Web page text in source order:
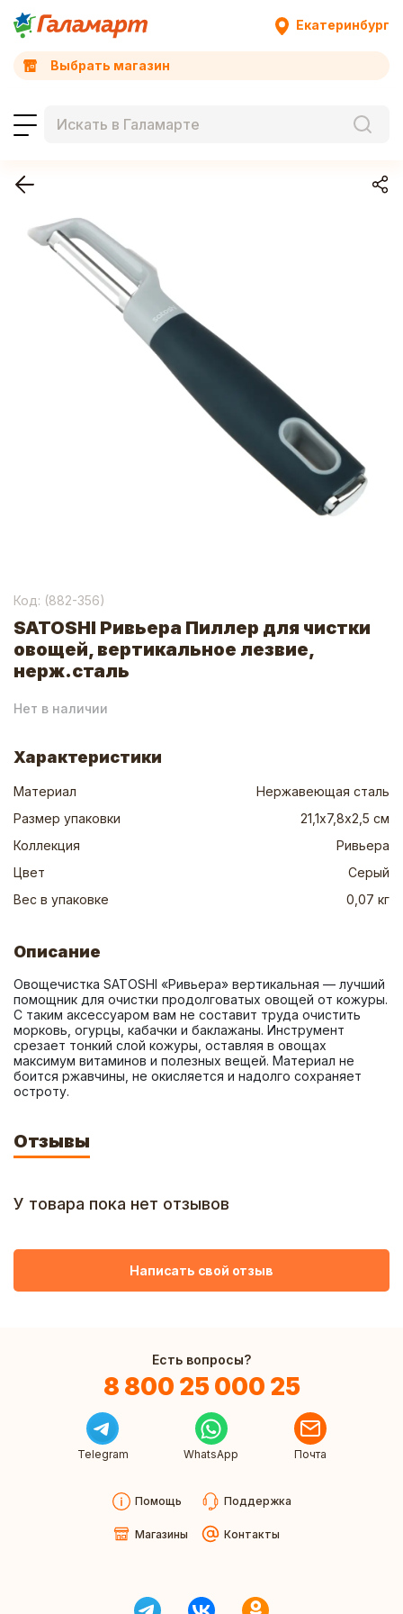
Екатеринбург
Выбрать магазин
Код: (882-356)
SATOSHI Ривьера Пиллер для чистки
овощей, вертикальное лезвие,
нерж.сталь
Нет в наличии
Характеристики
Материал
Нержавеющая сталь
Размер упаковки
21,1х7,8х2,5 см
Коллекция
Ривьера
Цвет
Серый
Вес в упаковке
0,07 кг
Описание
Овощечистка SATOSHI «Ривьера» вертикальная — лучший
помощник для очистки продолговатых овощей от кожуры.
С таким аксессуаром вам не составит труда очистить
морковь, огурцы, кабачки и баклажаны. Инструмент
срезает тонкий слой кожуры, оставляя в овощах
максимум витаминов и полезных вещей. Материал не
боится ржавчины, не окисляется и надолго сохраняет
остроту.
Отзывы
У товара пока нет отзывов
Написать свой отзыв
Есть вопросы?
8 800 25 000 25
Telegram WhatsApp Почта
Помощь Поддержка
Магазины Контакты